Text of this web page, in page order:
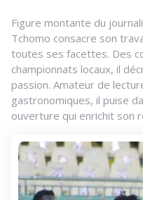
Figure montante du
Tchomo consacre son
toutes ses facettes. Des
championnats locaux, il
passion. Amateur de
gastronomiques, il puise
ouverture qui enrichit son